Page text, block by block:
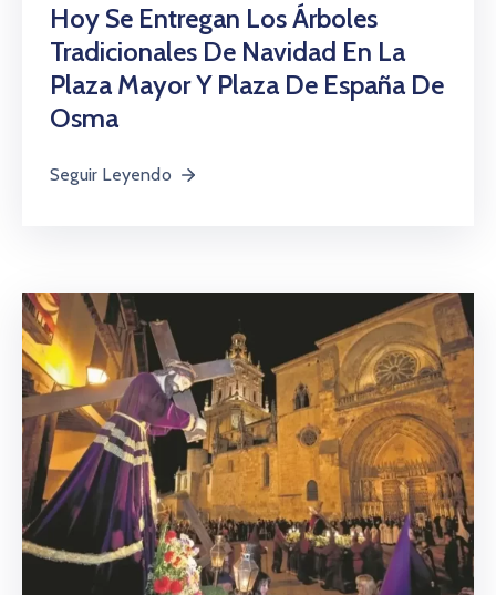
Hoy Se Entregan Los Árboles
Tradicionales De Navidad En La
Plaza Mayor Y Plaza De España De
Osma
Seguir Leyendo